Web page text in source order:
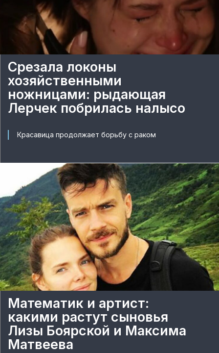
Срезала локоны
хозяйственными
ножницами: рыдающая
Лерчек побрилась налысо
Красавица продолжает борьбу с раком
Математик и артист:
какими растут сыновья
Лизы Боярской и Максима
Матвеева